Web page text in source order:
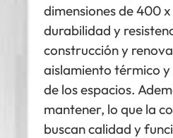
dimensiones de 400
durabilidad y
construcción y
aislamiento térmico
de los espacios.
mantener, lo que la
buscan calidad y